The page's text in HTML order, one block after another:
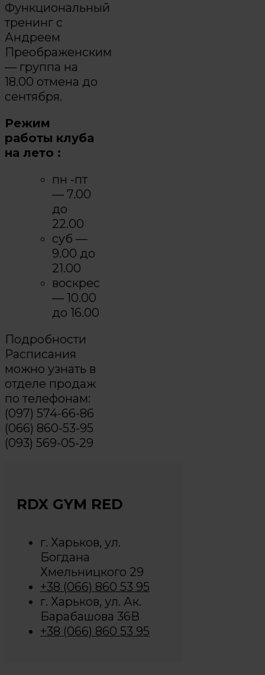
Функциональный
тренинг с
Андреем
Преображенским
— группа на
18.00 отмена до
сентября.
Режим
работы клуба
на лето :
пн -пт
— 7.00
до
22.00
суб —
9.00 до
21.00
воскрес
— 10.00
до 16.00
Подробности
Расписания
можно узнать в
отделе продаж
по телефонам:
(097) 574-66-86
(066) 860-53-95
(093) 569-05-29
RDX GYM RED
г. Харьков, ул.
Богдана
Хмельницкого 29
+38 (066) 860 53 95
г. Харьков, ул. Ак.
Барабашова 36В
+38 (066) 860 53 95